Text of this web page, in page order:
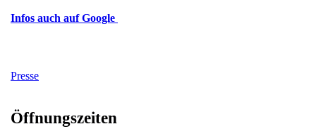
Infos auch auf Google
Presse
Öffnungszeiten